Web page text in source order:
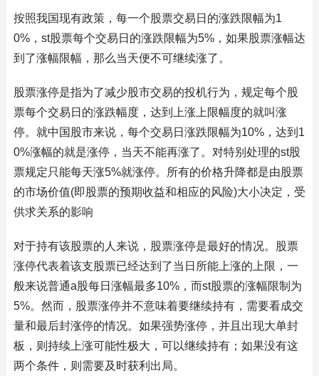
按照我国现有政策，每一个股票交易日的涨跌限幅为1
0%，st股票每个交易日的涨跌限幅为5%，如果股票涨幅达
到了涨幅限幅，那么当天便不可继续涨了。
股票涨停是指为了减少股市交易的投机行为，规定每个股
票每个交易日的涨跌幅度，达到上涨上限幅度的就叫涨
停。就中国股市来说，每个交易日涨跌限幅为10%，达到1
0%涨幅的就是涨停，当天不能再涨了。对特别处理的st股
票规定只能每天涨5%就涨停。所有的价格升降都是由股票
的市场价值(即股票的预期收益和相应的风险)大小决定，受
供求关系的影响
对于持有该股票的人来说，股票涨停是最好的情况。股票
涨停代表着该支股票已经达到了当日所能上涨的上限，一
般来说普通a股每日涨幅最多10%，而st股票的涨幅限制为
5%。然而，股票涨停并不意味着要继续持有，需要看成交
量和最后封涨停的情况。如果强势涨停，并且出现大单封
板，则持续上涨可能性极大，可以继续持有；如果没有这
两个条件，则需要及时获利出局。